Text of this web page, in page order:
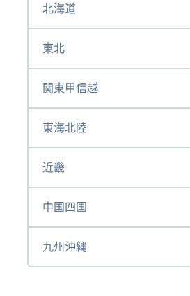
北海道
東北
関東甲信越
東海北陸
近畿
中国四国
九州沖縄